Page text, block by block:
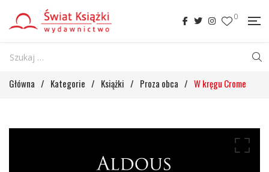
0
Główna / Kategorie / Książki / Proza obca / W kręgu Crome